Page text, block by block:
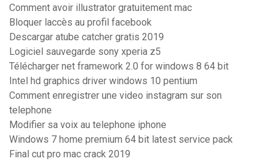
Comment avoir illustrator gratuitement mac
Bloquer laccès au profil facebook
Descargar atube catcher gratis 2019
Logiciel sauvegarde sony xperia z5
Télécharger net framework 2.0 for windows 8 64 bit
Intel hd graphics driver windows 10 pentium
Comment enregistrer une video instagram sur son
telephone
Modifier sa voix au telephone iphone
Windows 7 home premium 64 bit latest service pack
Final cut pro mac crack 2019